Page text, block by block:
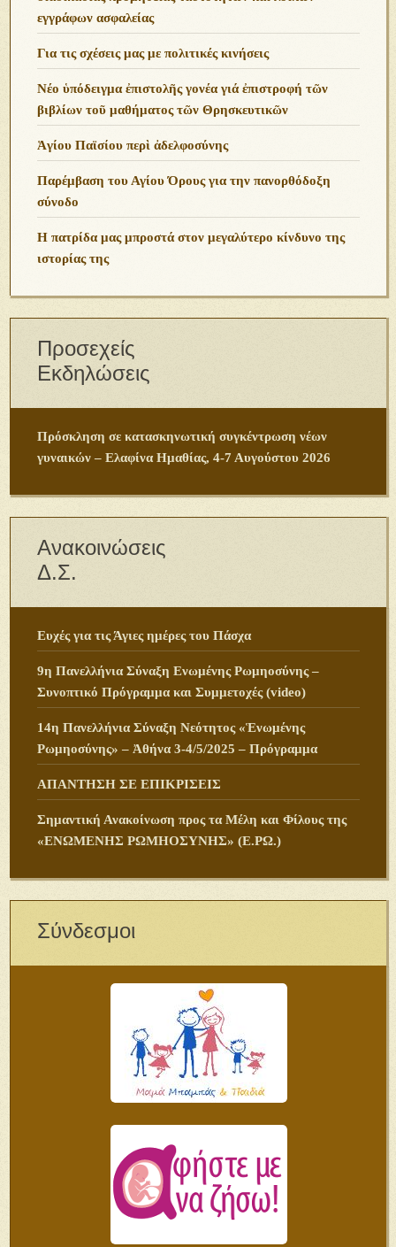
εγγράφων ασφαλείας
Για τις σχέσεις μας με πολιτικές κινήσεις
Νέο ὑπόδειγμα ἐπιστολῆς γονέα γιά ἐπιστροφή τῶν
βιβλίων τοῦ μαθήματος τῶν Θρησκευτικῶν
Ἁγίου Παϊσίου περὶ ἀδελφοσύνης
Παρέμβαση του Αγίου Όρους για την πανορθόδοξη
σύνοδο
Η πατρίδα μας μπροστά στον μεγαλύτερο κίνδυνο της
ιστορίας της
Προσεχείς
Εκδηλώσεις
Πρόσκληση σε κατασκηνωτική συγκέντρωση νέων
γυναικών – Ελαφίνα Ημαθίας, 4-7 Αυγούστου 2026
Ανακοινώσεις
Δ.Σ.
Ευχές για τις Άγιες ημέρες του Πάσχα
9η Πανελλήνια Σύναξη Ενωμένης Ρωμηοσύνης –
Συνοπτικό Πρόγραμμα και Συμμετοχές (video)
14η Πανελλήνια Σύναξη Νεότητος «Ἑνωμένης
Ρωμηοσύνης» – Ἀθήνα 3-4/5/2025 – Πρόγραμμα
ΑΠΑΝΤΗΣΗ ΣΕ ΕΠΙΚΡΙΣΕΙΣ
Σημαντική Ανακοίνωση προς τα Μέλη και Φίλους της
«ΕΝΩΜΕΝΗΣ ΡΩΜΗΟΣΥΝΗΣ» (Ε.ΡΩ.)
Σύνδεσμοι